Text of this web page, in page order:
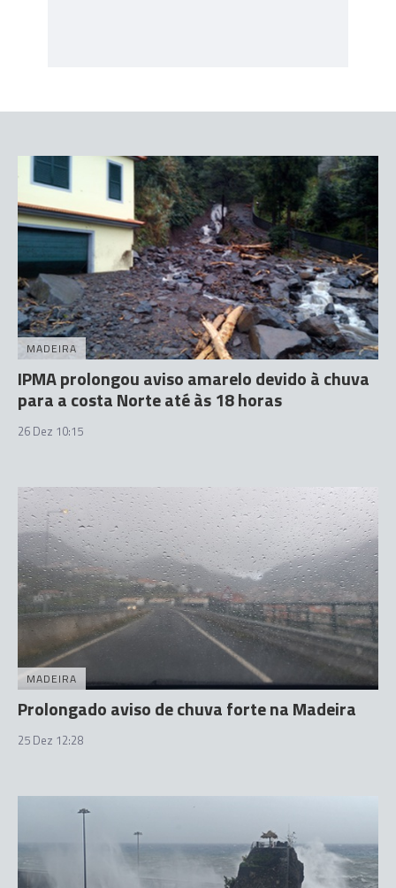
MADEIRA
IPMA prolongou aviso amarelo devido à chuva
para a costa Norte até às 18 horas
26 Dez 10:15
MADEIRA
Prolongado aviso de chuva forte na Madeira
25 Dez 12:28